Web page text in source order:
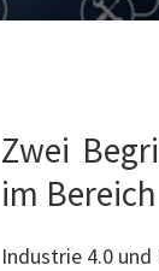
Zwei
im
Industrie 4.0 und